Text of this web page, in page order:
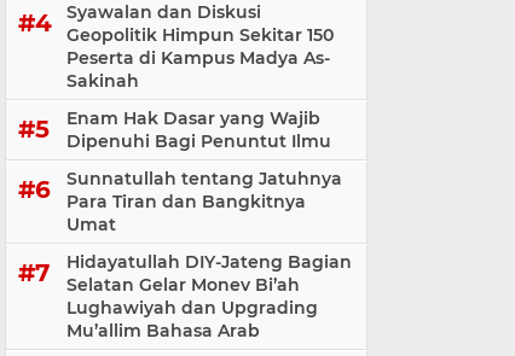
Syawalan dan Diskusi
Geopolitik Himpun Sekitar 150
Peserta di Kampus Madya As-
Sakinah
Enam Hak Dasar yang Wajib
Dipenuhi Bagi Penuntut Ilmu
Sunnatullah tentang Jatuhnya
Para Tiran dan Bangkitnya
Umat
Hidayatullah DIY-Jateng Bagian
Selatan Gelar Monev Bi’ah
Lughawiyah dan Upgrading
Mu’allim Bahasa Arab